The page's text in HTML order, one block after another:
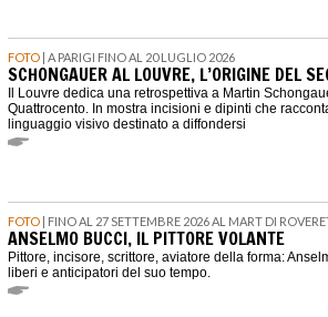
FOTO | A PARIGI FINO AL 20 LUGLIO 2026
SCHONGAUER AL LOUVRE, L’ORIGINE DEL
Il Louvre dedica una retrospettiva a Martin
Quattrocento. In mostra incisioni e dipinti che
linguaggio visivo destinato a diffondersi
FOTO | FINO AL 27 SETTEMBRE 2026 AL MART DI
ANSELMO BUCCI, IL PITTORE VOLANTE
Pittore, incisore, scrittore, aviatore della forma:
liberi e anticipatori del suo tempo.